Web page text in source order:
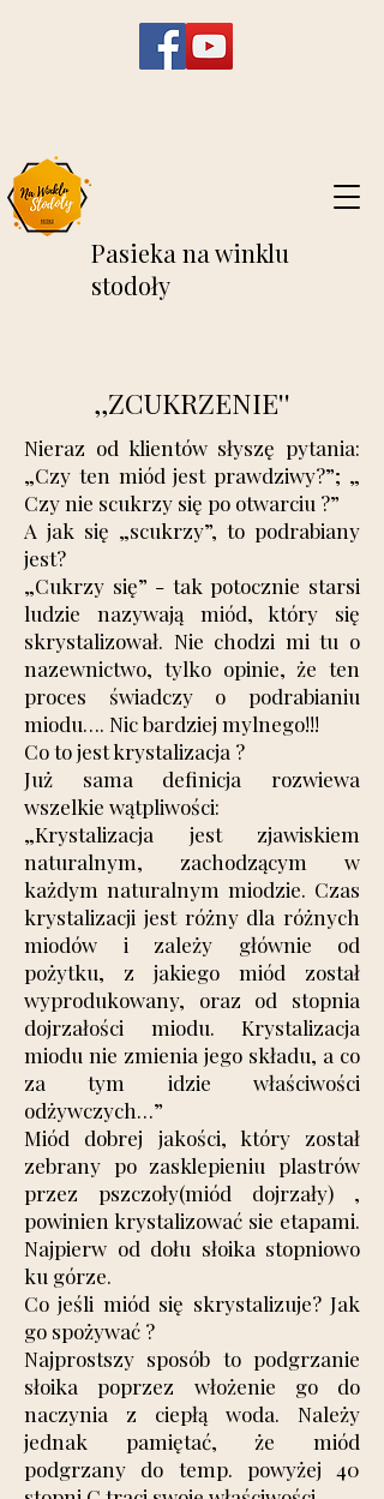
Pasieka na winklu
stodoły
,,ZCUKRZENIE''
Nieraz od klientów słyszę pytania:
„Czy ten miód jest prawdziwy?”; „
Czy nie scukrzy się po otwarciu ?”
A jak się „scukrzy”, to podrabiany
jest?
„Cukrzy się” - tak potocznie starsi
ludzie nazywają miód, który się
skrystalizował. Nie chodzi mi tu o
nazewnictwo, tylko opinie, że ten
proces świadczy o podrabianiu
miodu…. Nic bardziej mylnego!!!
Co to jest krystalizacja ?
Już sama definicja rozwiewa
wszelkie wątpliwości:
„Krystalizacja jest zjawiskiem
naturalnym, zachodzącym w
każdym naturalnym miodzie. Czas
krystalizacji jest różny dla różnych
miodów i zależy głównie od
pożytku, z jakiego miód został
wyprodukowany, oraz od stopnia
dojrzałości miodu. Krystalizacja
miodu nie zmienia jego składu, a co
za tym idzie właściwości
odżywczych…”
Miód dobrej jakości, który został
zebrany po zasklepieniu plastrów
przez pszczoły(miód dojrzały) ,
powinien krystalizować sie etapami.
Najpierw od dołu słoika stopniowo
ku górze.
Co jeśli miód się skrystalizuje? Jak
go spożywać ?
Najprostszy sposób to podgrzanie
słoika poprzez włożenie go do
naczynia z ciepłą woda. Należy
jednak pamiętać, że miód
podgrzany do temp. powyżej 40